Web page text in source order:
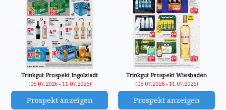
Trinkgut Prospekt Ingolstadt
(06.07.2026 - 11.07.2026)
Prospekt anzeigen
Trinkgut Prospekt Wiesbaden
(06.07.2026 - 11.07.2026)
Prospekt anzeigen